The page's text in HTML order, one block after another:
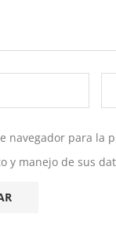
navegador para la
manejo de sus